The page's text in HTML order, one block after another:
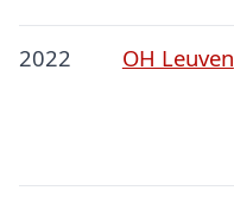
2022 OH Leuven